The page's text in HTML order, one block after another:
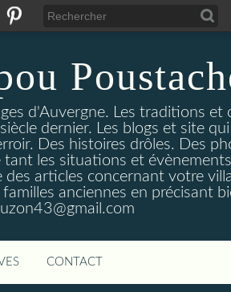
d'Auvergne. Les traditions et
dernier. Les blogs et site
Des histoires drôles. Des
les situations et
articles concernant votre
anciennes en précisant
CONTACT